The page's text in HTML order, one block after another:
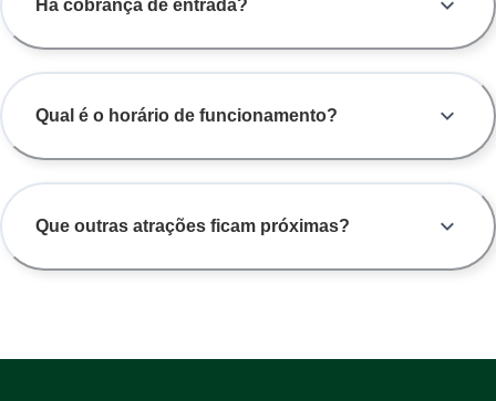
Há cobrança de entrada?
Qual é o horário de funcionamento?
Que outras atrações ficam próximas?